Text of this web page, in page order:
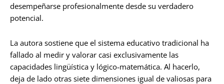
desempeñarse profesionalmente desde su verdadero
potencial.
La autora sostiene que el sistema educativo tradicional ha
fallado al medir y valorar casi exclusivamente las
capacidades lingüística y lógico‑matemática. Al hacerlo,
deja de lado otras siete dimensiones igual de valiosas para